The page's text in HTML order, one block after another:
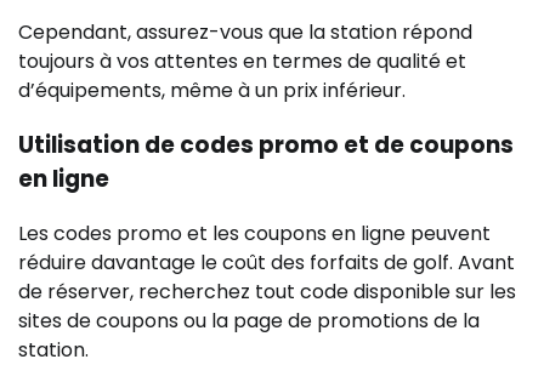
Cependant, assurez-vous que la station répond
toujours à vos attentes en termes de qualité et
d’équipements, même à un prix inférieur.
Utilisation de codes promo et de coupons
en ligne
Les codes promo et les coupons en ligne peuvent
réduire davantage le coût des forfaits de golf. Avant
de réserver, recherchez tout code disponible sur les
sites de coupons ou la page de promotions de la
station.